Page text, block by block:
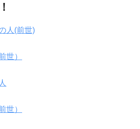
人(前世)
世）
世）